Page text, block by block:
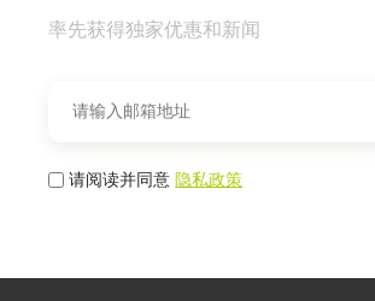
率先获得独家优惠和新闻
请阅读并同意隐私政策